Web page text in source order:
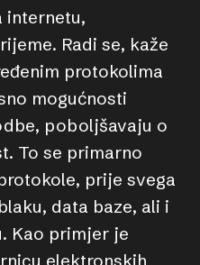
internetu,
Radi se, kaže
protokolima
mogućnosti
poboljšavaju o
To se primarno
prije svega
data baze, ali i
Kao primjer je
elektronskih